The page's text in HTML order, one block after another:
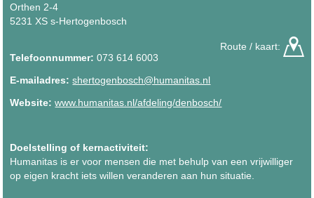
Orthen 2-4
5231 XS s-Hertogenbosch
Route / kaart:
Telefoonnummer: 073 614 6003
E-mailadres: shertogenbosch@humanitas.nl
Website: www.humanitas.nl/afdeling/denbosch/
Doelstelling of kernactiviteit:
Humanitas is er voor mensen die met behulp van een vrijwilliger
op eigen kracht iets willen veranderen aan hun situatie.